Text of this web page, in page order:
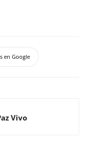
en Google
Vivo